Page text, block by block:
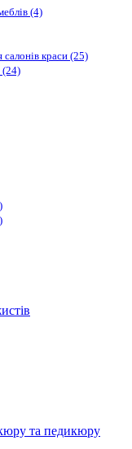
(4)
салонів краси (25)
(24)
та педикюру